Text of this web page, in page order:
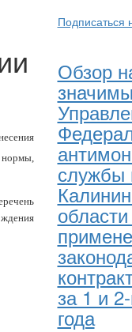
нормы,
Подписаться
Обзор
службы
за 1 и
года